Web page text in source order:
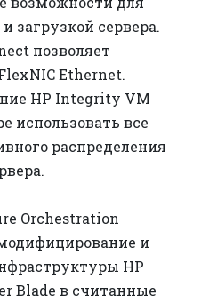
загрузкой сервера.
позволяет
Ethernet.
HP Integrity VM
использовать все
распределения
Orchestration
и
HP
Blade в считанные